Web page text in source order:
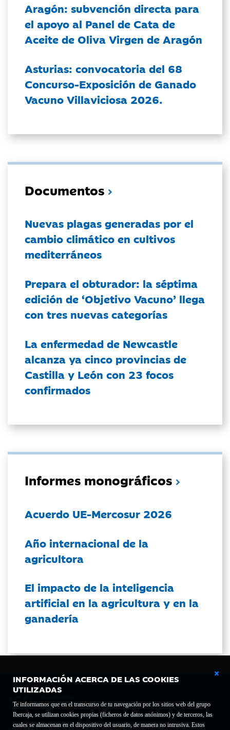
INFORMACIÓN ACERCA DE LAS COOKIES
UTILIZADAS
Te informamos que en el transcurso de tu navegación por los sitios web del grupo
Ibercaja, se utilizan cookies propias (ficheros de datos anónimos) y de terceros, las
cuales se almacenan en el dispositivo del usuario, de manera no intrusiva. Estos
Aragón: subvención directa para
el apoyo al Panel de Cata de
Aceite de Oliva Virgen de Aragón
Asturias: convocatoria del 68
Concurso-Exposición de Ganado
Vacuno Villaviciosa 2026.
Documentos
Nuevas plagas generadas por el
cambio climático en cultivos
mediterráneos
Prepara el obturador: la séptima
edición de ‘Objetivo Vacuno’ llega
con tres nuevas categorías
La enfermedad de Newcastle
alcanza ya cinco provincias de
Castilla y León con 23 focos
confirmados
Informes monográficos
Acuerdo UE-Mercosur 2026
Año internacional de la
agricultora
El impacto de la inteligencia
artificial en la agricultura y en la
ganadería